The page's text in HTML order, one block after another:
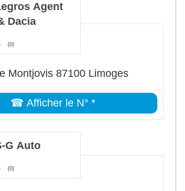
Agent
Dacia
(0)
Montjovis 87100 Limoges
☎ Afficher le N° *
G Auto
(0)